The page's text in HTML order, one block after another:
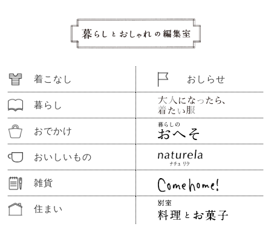
着こなし
暮らし
おでかけ
おいしいもの
雑貨
住まい
おしらせ